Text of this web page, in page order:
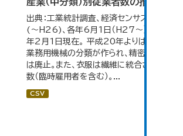
出典：工業統計調査、経済センサス。 各年
(～H26)、各年6月1日（H27～）・平成23
年2月1日現在。 平成20年よりはん用機械、
業務用機械の分類が作られ、精密機械、一
は廃止。また、衣服は繊維に統合された。
数（臨時雇用者を含む）。...
CSV